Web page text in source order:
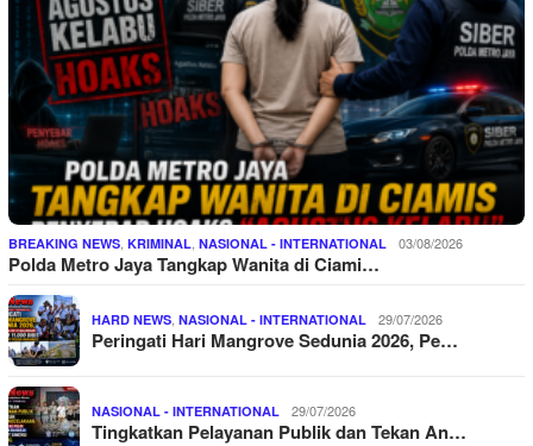
BREAKING NEWS KRIMINAL NASIONAL - INTERNATIONAL 03/08/2026
Polda Metro Jaya Tangkap Wanita di Ciami…
HARD NEWS NASIONAL - INTERNATIONAL 29/07/2026
Peringati Hari Mangrove Sedunia 2026, Pe…
NASIONAL - INTERNATIONAL 29/07/2026
Tingkatkan Pelayanan Publik dan Tekan An…